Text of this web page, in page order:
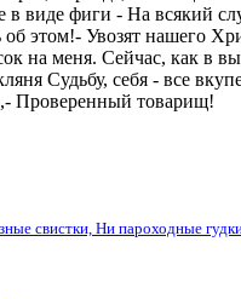
в виде фиги - На
этом!- Увозят нашего
меня. Сейчас, как в
Судьбу, себя - все
Проверенный товарищ!
свистки, Ни пароходные